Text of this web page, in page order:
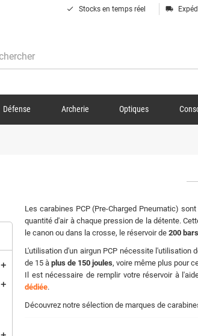
done Stocks en temps réel local_shipping
Défense Archerie Optiques
add
add
Les carabines PCP (Pre-Charged Pneumatic)
quantité d'air à chaque pression de la détente.
le canon ou dans la crosse, le réservoir de 200
L'utilisation d'un airgun PCP nécessite l'utilisation
de 15 à plus de 150 joules, voire même plus pour
Il est nécessaire de remplir votre réservoir à
dédiée.
Découvrez notre sélection de marques de